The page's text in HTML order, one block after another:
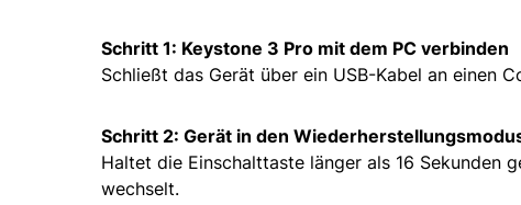
Schritt 1: Keystone 3 Pro mit dem PC verbinden
Schließt das Gerät über ein USB-Kabel an einen
Schritt 2: Gerät in den
Haltet die Einschalttaste länger als 16 Sekunden
wechselt.